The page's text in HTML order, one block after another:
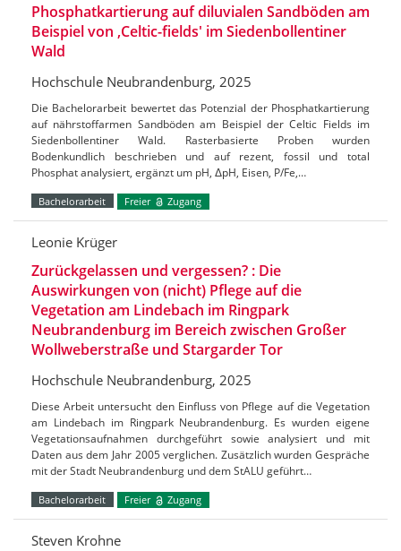
Phosphatkartierung auf diluvialen Sandböden am
Beispiel von ‚Celtic-fields' im Siedenbollentiner
Wald
Hochschule Neubrandenburg, 2025
Die Bachelorarbeit bewertet das Potenzial der Phosphatkartierung
auf nährstoffarmen Sandböden am Beispiel der Celtic Fields im
Siedenbollentiner Wald. Rasterbasierte Proben wurden
Bodenkundlich beschrieben und auf rezent, fossil und total
Phosphat analysiert, ergänzt um pH, ΔpH, Eisen, P/Fe,…
Bachelorarbeit Freier Zugang
Leonie Krüger
Zurückgelassen und vergessen? : Die
Auswirkungen von (nicht) Pflege auf die
Vegetation am Lindebach im Ringpark
Neubrandenburg im Bereich zwischen Großer
Wollweberstraße und Stargarder Tor
Hochschule Neubrandenburg, 2025
Diese Arbeit untersucht den Einfluss von Pflege auf die Vegetation
am Lindebach im Ringpark Neubrandenburg. Es wurden eigene
Vegetationsaufnahmen durchgeführt sowie analysiert und mit
Daten aus dem Jahr 2005 verglichen. Zusätzlich wurden Gespräche
mit der Stadt Neubrandenburg und dem StALU geführt…
Bachelorarbeit Freier Zugang
Steven Krohne